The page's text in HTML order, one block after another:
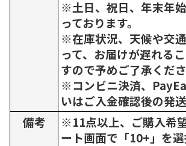
※土日、祝日、年末年
っております。
※在庫状況、天候や交
って、お届けが遅れる
すので予めご了承くださ
※コンビニ決済、
いはご入金確認後の発送
備考
※11点以上、ご購入希
ート画面で「10+」を